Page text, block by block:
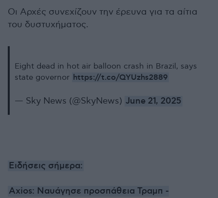
Οι Αρχές συνεχίζουν την έρευνα για τα αίτια
του δυστυχήματος.
Eight dead in hot air balloon crash in Brazil, says
state governor https://t.co/QYUzhs2889
— Sky News (@SkyNews) June 21, 2025
Ειδήσεις σήμερα:
Axios: Ναυάγησε προσπάθεια Τραμπ -